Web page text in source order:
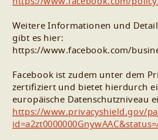
Weitere Informationen und
gibt es hier:
https://www.facebook.com/
Facebook ist zudem unter dem
zertifiziert und bietet hierdurch
europäische Datenschutzniveau
https://www.privacyshield.gov/